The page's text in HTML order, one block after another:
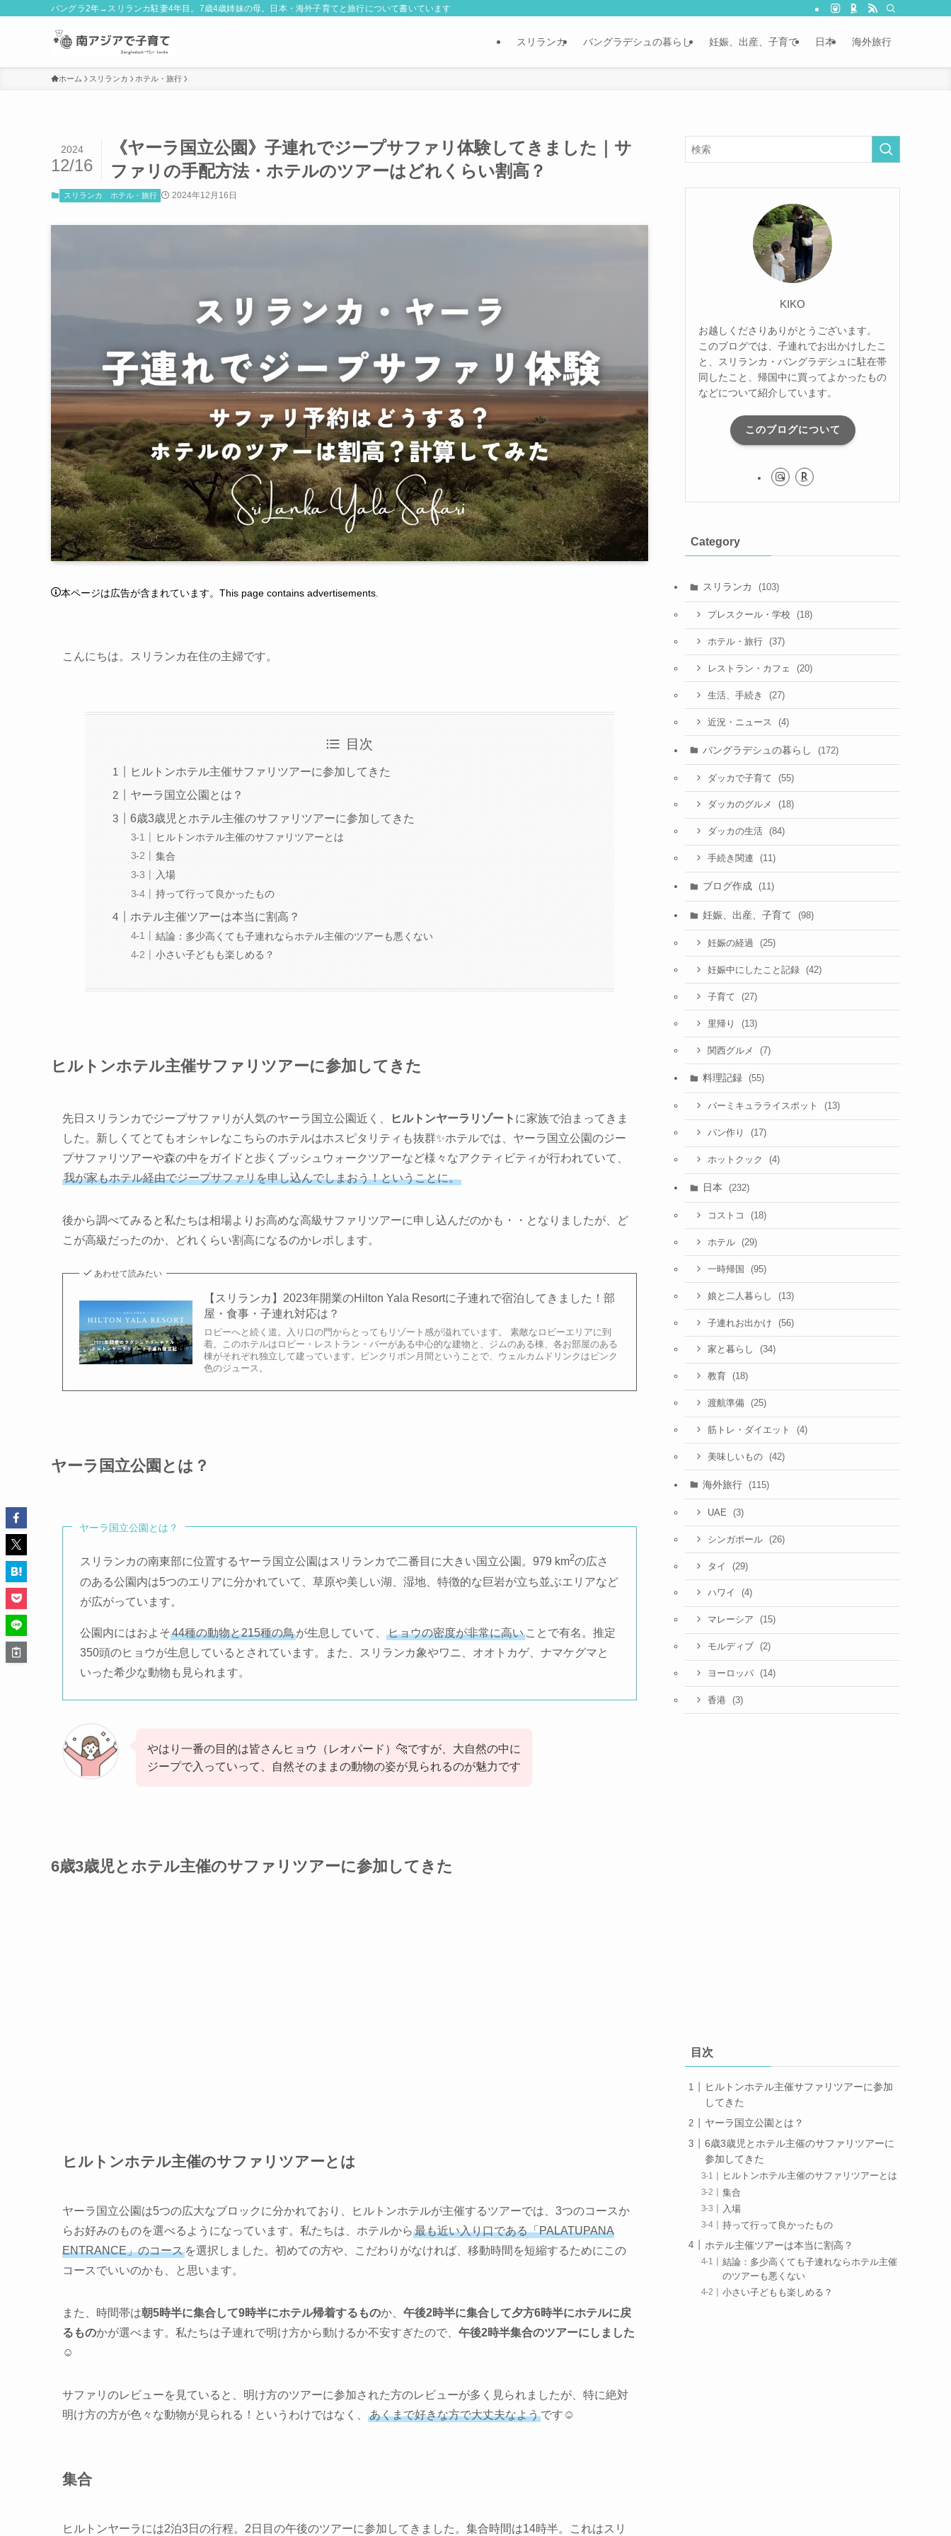
バングラ2年→スリランカ駐妻4年目。7歳4歳姉妹の母。日本・海外子育てと旅行について書いています
スリランカ バングラデシュの暮らし 妊娠、出産、子育て 日本 海外旅行
ホーム スリランカ ホテル・旅行
《ヤーラ国立公園》子連れでジープサファリ体験してきました｜サ
ファリの手配方法・ホテルのツアーはどれくらい割高？
2024
12/16
スリランカ ホテル・旅行 2024年12月16日
本ページは広告が含まれています。This page contains advertisements.
こんにちは。スリランカ在住の主婦です。
目次
ヒルトンホテル主催サファリツアーに参加してきた
ヤーラ国立公園とは？
6歳3歳児とホテル主催のサファリツアーに参加してきた
ヒルトンホテル主催のサファリツアーとは
集合
入場
持って行って良かったもの
ホテル主催ツアーは本当に割高？
結論：多少高くても子連れならホテル主催のツアーも悪くない
小さい子どもも楽しめる？
ヒルトンホテル主催サファリツアーに参加してきた
先日スリランカでジープサファリが人気のヤーラ国立公園近く、 ヒルトンヤーラリゾート に家族で泊まってきま
した。新しくてとてもオシャレなこちらのホテルはホスピタリティも抜群✨ホテルでは、ヤーラ国立公園のジー
プサファリツアーや森の中をガイドと歩くブッシュウォークツアーなど様々なアクティビティが行われていて、
我が家もホテル経由でジープサファリを申し込んでしまおう！ということに。
後から調べてみると私たちは相場よりお高めな高級サファリツアーに申し込んだのかも・・となりましたが、ど
こが高級だったのか、どれくらい割高になるのかレポします。
あわせて読みたい
【スリランカ】2023年開業のHilton Yala Resortに子連れで宿泊してきました！部
屋・食事・子連れ対応は？
ロビーへと続く道。入り口の門からとってもリゾート感が溢れています。 素敵なロビーエリアに到
着。このホテルはロビー・レストラン・バーがある中心的な建物と、ジムのある棟、各お部屋のある
棟がそれぞれ独立して建っています。ピンクリボン月間ということで、ウェルカムドリンクはピンク
色のジュース。
ヤーラ国立公園とは？
ヤーラ国立公園とは？
スリランカの南東部に位置するヤーラ国立公園はスリランカで二番目に大きい国立公園。979 km2の広さ
のある公園内は5つのエリアに分かれていて、草原や美しい湖、湿地、特徴的な巨岩が立ち並ぶエリアなど
が広がっています。
公園内にはおよそ44種の動物と215種の鳥が生息していて、 ヒョウの密度が非常に高い ことで有名。推定
350頭のヒョウが生息しているとされています。また、スリランカ象やワニ、オオトカゲ、ナマケグマと
いった希少な動物も見られます。
やはり一番の目的は皆さんヒョウ（レオパード）🐆ですが、大自然の中に
ジープで入っていって、自然そのままの動物の姿が見られるのが魅力です
6歳3歳児とホテル主催のサファリツアーに参加してきた
ヒルトンホテル主催のサファリツアーとは
ヤーラ国立公園は5つの広大なブロックに分かれており、ヒルトンホテルが主催するツアーでは、3つのコースか
らお好みのものを選べるようになっています。私たちは、ホテルから 最も近い入り口である「PALATUPANA
ENTRANCE」のコース を選択しました。初めての方や、こだわりがなければ、移動時間を短縮するためにこの
コースでいいのかも、と思います。
また、時間帯は朝5時半に集合して9時半にホテル帰着するものか、 午後2時半に集合して夕方6時半にホテルに戻
るものかが選べます。私たちは子連れで明け方から動けるか不安すぎたので、 午後2時半集合のツアーにしました
☺️
サファリのレビューを見ていると、明け方のツアーに参加された方のレビューが多く見られましたが、特に絶対
明け方の方が色々な動物が見られる！というわけではなく、
あくまで好きな方で大丈夫なようです☺️
集合
ヒルトンヤーラには2泊3日の行程。2日目の午後のツアーに参加してきました。集合時間は14時半。これはスリ
KIKO
お越しくださりありがとうございます。
このブログでは、子連れでお出かけしたこ
と、スリランカ・バングラデシュに駐在帯
同したこと、帰国中に買ってよかったもの
などについて紹介しています。
このブログについて
Category
スリランカ (103)
プレスクール・学校 (18)
ホテル・旅行 (37)
レストラン・カフェ (20)
生活、手続き (27)
近況・ニュース (4)
バングラデシュの暮らし (172)
ダッカで子育て (55)
ダッカのグルメ (18)
ダッカの生活 (84)
手続き関連 (11)
ブログ作成 (11)
妊娠、出産、子育て (98)
妊娠の経過 (25)
妊娠中にしたこと記録 (42)
子育て (27)
里帰り (13)
関西グルメ (7)
料理記録 (55)
バーミキュラライスポット (13)
パン作り (17)
ホットクック (4)
日本 (232)
コストコ (18)
ホテル (29)
一時帰国 (95)
娘と二人暮らし (13)
子連れお出かけ (56)
家と暮らし (34)
教育 (18)
渡航準備 (25)
筋トレ・ダイエット (4)
美味しいもの (42)
海外旅行 (115)
UAE (3)
シンガポール (26)
タイ (29)
ハワイ (4)
マレーシア (15)
モルディブ (2)
ヨーロッパ (14)
香港 (3)
目次
ヒルトンホテル主催サファリツアーに参加
してきた
ヤーラ国立公園とは？
6歳3歳児とホテル主催のサファリツアーに
参加してきた
ヒルトンホテル主催のサファリツアーとは
集合
入場
持って行って良かったもの
ホテル主催ツアーは本当に割高？
結論：多少高くても子連れならホテル主催
のツアーも悪くない
小さい子どもも楽しめる？